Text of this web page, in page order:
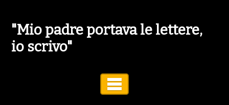
"Mio padre portava le lettere,
io scrivo"